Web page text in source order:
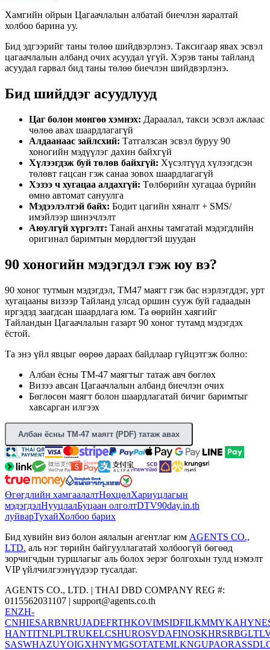
Хамгийн ойрын Цагаачлалын албатай биечлэн яаралтай
холбоо барина уу.
Бид эдгээрийг таны төлөө шийдвэрлэнэ. Таксигаар явах эсвэл
цагаачлалын албанд очих асуудал үгүй. Хэрэв таны тайланд
асуудал гарвал бид таны төлөө биечлэн шийдвэрлэнэ.
Бид шийддэг асуудлууд
Цаг болон мөнгөө хэмнэх: Дараалал, такси эсвэл ажлаас
чөлөө авах шаардлагагүй
Алдаанаас зайлсхий: Татгалзсан эсвэл буруу 90
хоногийн мэдүүлэг дахин байхгүй
Хүлээгдэж буй төлөв байхгүй: Хүсэлтүүд хүлээгдсэн
төлөвт гацсан гэж санаа зовох шаардлагагүй
Хэзээ ч хугацаа алдахгүй: Төлбөрийн хугацаа бүрийн
өмнө автомат сануулга
Мэдээлэлтэй байх: Бодит цагийн хяналт + SMS/
имэйлээр шинэчлэлт
Аюулгүй хүргэлт: Танай анхны тамгатай мэдэгдлийн
оригинал баримтын мөрдлөгтэй шуудан
90 хоногийн мэдэгдэл гэж юу вэ?
90 хоног тутмын мэдэгдэл, TM47 маягт гэж бас нэрлэгддэг, урт
хугацааны визээр Тайланд улсад оршин сууж буй гадаадын
иргэдэд заагдсан шаардлага юм. Та өөрийн хаягийг
Тайландын Цагаачлалын газарт 90 хоног тутамд мэдэгдэх
ёстой.
Та энэ үйл явцыг өөрөө дараах байдлаар гүйцэтгэж болно:
Албан ёсны TM-47 маягтыг татаж авч бөглөх
Визээ авсан Цагаачлалын албанд биечлэн очих
Бөглөсөн маягт болон шаардлагатай бичиг баримтыг
хавсарган илгээх
Албан ёсны TM-47 маягт (PDF) татаж авах
Өгөгдлийн хамгаалалтНөхцөлХариуцлагын
мэдэгдэлНууцлалБуцаан олголтDTV90day.in.th
луйварТухайХолбоо барих
Бид хувийн виз болон аялалын агентлаг юм AGENTS CO.,
LTD. аль нэг төрийн байгууллагатай холбоогүй бөгөөд
зорчигчдын туршлагыг аль болох эерэг болгохын тулд нэмэлт
VIP үйлчилгээнүүдээр тусалдаг.
AGENTS CO., LTD. | THAI DBD COMPANY REG #:
0115562031107 | support@agents.co.th
ENZH-
CNHIESARBNRUJADEFRTHKOVIMSIDFILKMMYKAHYNE
HANTITNLPLTRUKELCSHUROSVDAFINOSKHRSRBGLT
SASWHAZUYOIGXHNYMGSOTATEMLKNGUPAORASSD